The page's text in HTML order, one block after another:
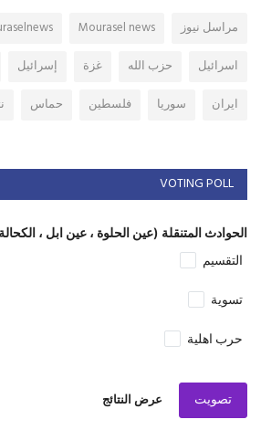
مراسل نيوز Mourasel news
اسرائيل
حزب الله غزة إسرائيل
ايران
سوريا فلسطين حماس
VOTING POLL
الحوادث المتنقلة (عين الحلوة ، عين ابل ،
التقسيم
تسوية
حرب اهلية
تصويت عرض النتائج